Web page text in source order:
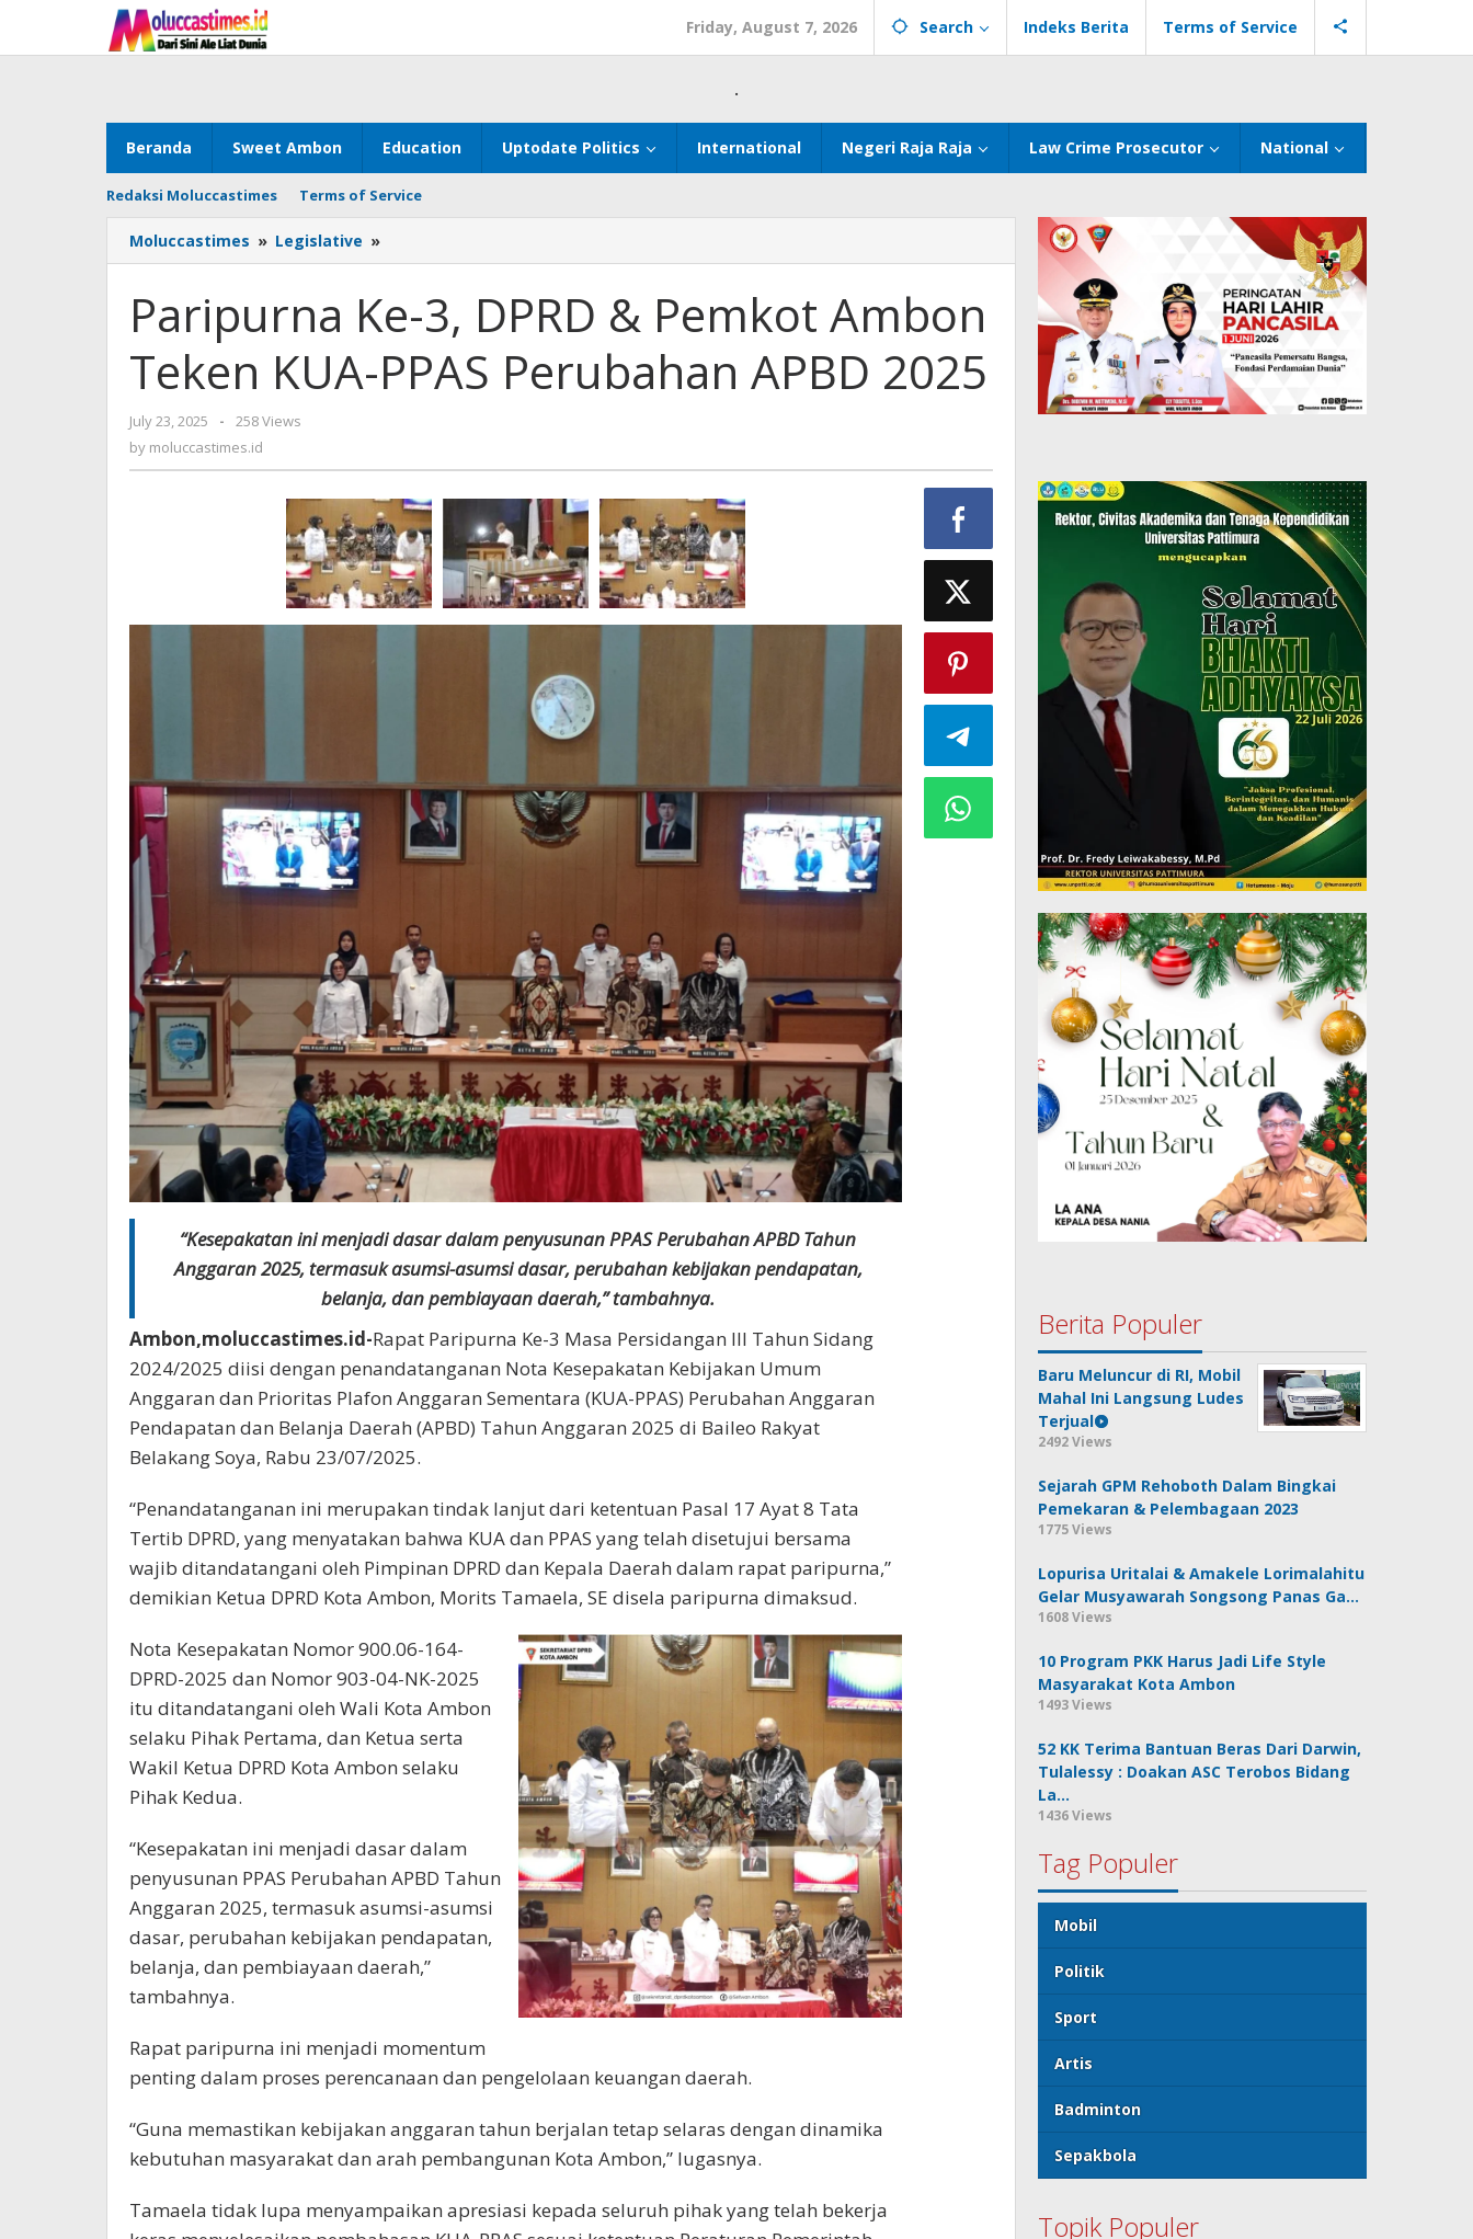
content
Friday, August 7, 2026 Search Indeks Berita Terms of Service
.
Beranda Sweet Ambon Education Uptodate Politics International Negeri Raja Raja Law Crime Prosecutor National
Redaksi Moluccastimes Terms of Service
Moluccastimes » Legislative »
Ke-
DPRD
&
Pemkot
Ambon
Perubahan
APBD
2025
Paripurna Ke-3, DPRD & Pemkot Ambon
Teken KUA-PPAS Perubahan APBD 2025
July 23, 2025
by
moluccastimes.id
-
258 Views
by moluccastimes.id
“Kesepakatan ini menjadi dasar dalam penyusunan PPAS Perubahan APBD Tahun
Anggaran 2025, termasuk asumsi-asumsi dasar, perubahan kebijakan pendapatan,
belanja, dan pembiayaan daerah,” tambahnya.
Ambon,moluccastimes.id-Rapat Paripurna Ke-3 Masa Persidangan III Tahun Sidang
2024/2025 diisi dengan penandatanganan Nota Kesepakatan Kebijakan Umum
Anggaran dan Prioritas Plafon Anggaran Sementara (KUA-PPAS) Perubahan Anggaran
Pendapatan dan Belanja Daerah (APBD) Tahun Anggaran 2025 di Baileo Rakyat
Belakang Soya, Rabu 23/07/2025.
“Penandatanganan ini merupakan tindak lanjut dari ketentuan Pasal 17 Ayat 8 Tata
Tertib DPRD, yang menyatakan bahwa KUA dan PPAS yang telah disetujui bersama
wajib ditandatangani oleh Pimpinan DPRD dan Kepala Daerah dalam rapat paripurna,”
demikian Ketua DPRD Kota Ambon, Morits Tamaela, SE disela paripurna dimaksud.
Nota Kesepakatan Nomor 900.06-164-
DPRD-2025 dan Nomor 903-04-NK-2025
itu ditandatangani oleh Wali Kota Ambon
selaku Pihak Pertama, dan Ketua serta
Wakil Ketua DPRD Kota Ambon selaku
Pihak Kedua.
“Kesepakatan ini menjadi dasar dalam
penyusunan PPAS Perubahan APBD Tahun
Anggaran 2025, termasuk asumsi-asumsi
dasar, perubahan kebijakan pendapatan,
belanja, dan pembiayaan daerah,”
tambahnya.
Rapat paripurna ini menjadi momentum
penting dalam proses perencanaan dan pengelolaan keuangan daerah.
“Guna memastikan kebijakan anggaran tahun berjalan tetap selaras dengan dinamika
kebutuhan masyarakat dan arah pembangunan Kota Ambon,” lugasnya.
Tamaela tidak lupa menyampaikan apresiasi kepada seluruh pihak yang telah bekerja
Berita Populer
Baru Meluncur di RI, Mobil
Mahal Ini Langsung Ludes
Terjual
2492 Views
Sejarah GPM Rehoboth Dalam Bingkai
Pemekaran & Pelembagaan 2023
1775 Views
Lopurisa Uritalai & Amakele Lorimalahitu
Gelar Musyawarah Songsong Panas Ga…
1608 Views
10 Program PKK Harus Jadi Life Style
Masyarakat Kota Ambon
1493 Views
52 KK Terima Bantuan Beras Dari Darwin,
Tulalessy : Doakan ASC Terobos Bidang
La…
1436 Views
Tag Populer
Mobil
Politik
Sport
Artis
Badminton
Sepakbola
Topik Populer